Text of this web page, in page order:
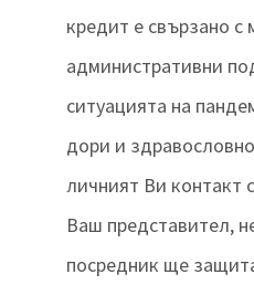
кредит е свързано с
административни
ситуацията на
дори и
личният Ви контакт
Ваш представител,
посредник ще